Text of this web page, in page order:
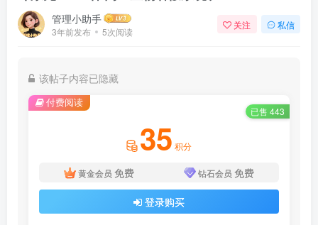
管理小助手
3年前发布 5次阅读
关注 私信
该帖子内容已隐藏
付费阅读
已售 443
35 积分
黄金会员 免费 钻石会员 免费
登录购买